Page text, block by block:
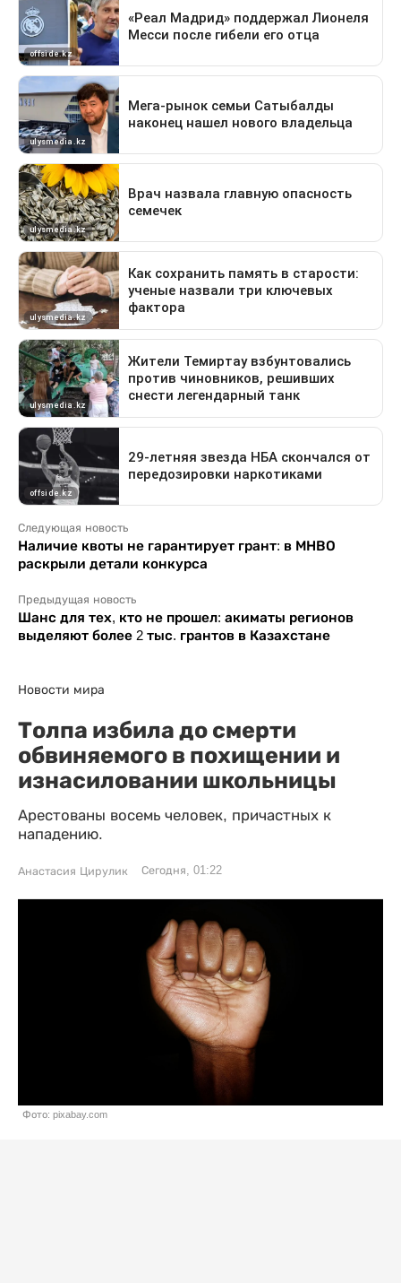
Следующая новость
Наличие квоты не гарантирует грант: в МНВО
раскрыли детали конкурса
Предыдущая новость
Шанс для тех, кто не прошел: акиматы регионов
выделяют более 2 тыс. грантов в Казахстане
Новости мира
Толпа избила до смерти
обвиняемого в похищении и
изнасиловании школьницы
Арестованы восемь человек, причастных к
нападению.
Анастасия Цирулик Сегодня, 01:22
Фото: pixabay.com